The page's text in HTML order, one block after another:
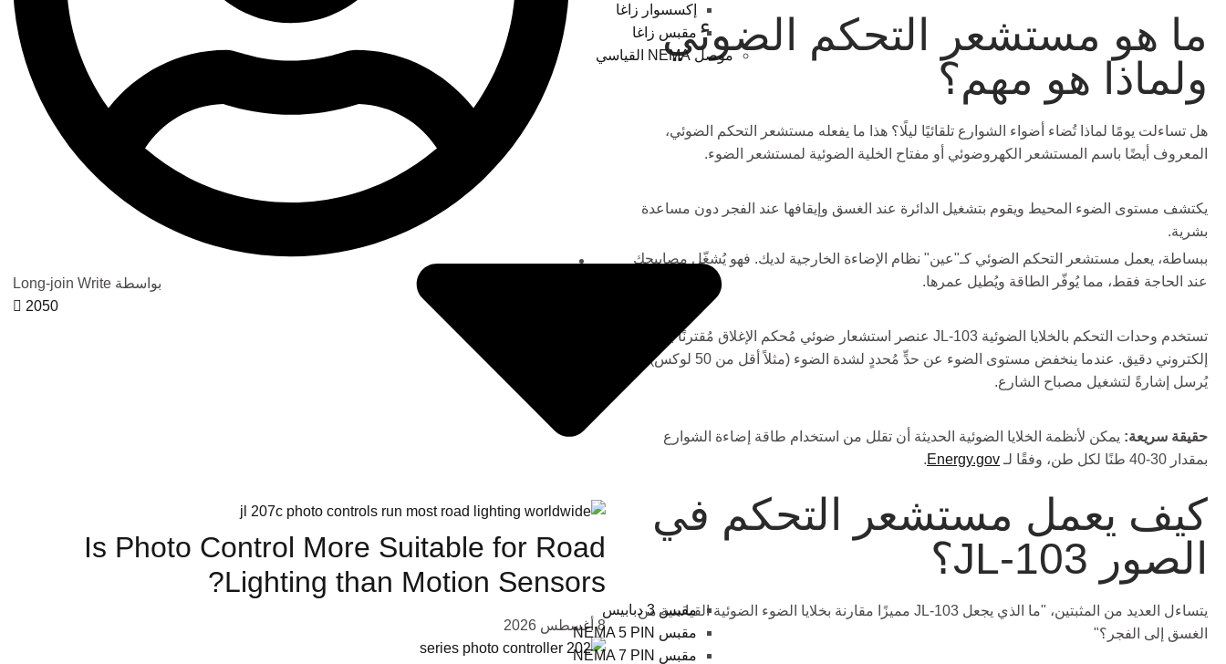
إكسسوار زاغا
مقبس زاغا
موصل NEMA القياسي
مقبس 3 دبابيس
مقبس NEMA 5 PIN
مقبس NEMA 7 PIN
ما هو مستشعر التحكم الضوئي
ولماذا هو مهم؟
هل تساءلت يومًا لماذا تُضاء أضواء الشوارع تلقائيًا ليلًا؟ هذا ما يفعله مستشعر التحكم الضوئي،
المعروف أيضًا باسم المستشعر الكهروضوئي أو مفتاح الخلية الضوئية لمستشعر الضوء.
يكتشف مستوى الضوء المحيط ويقوم بتشغيل الدائرة عند الغسق وإيقافها عند الفجر دون مساعدة
بشرية.
ببساطة، يعمل مستشعر التحكم الضوئي كـ"عين" نظام الإضاءة الخارجية لديك. فهو يُشغّل مصابيحك
عند الحاجة فقط، مما يُوفّر الطاقة ويُطيل عمرها.
تستخدم وحدات التحكم بالخلايا الضوئية JL-103 عنصر استشعار ضوئي مُحكم الإغلاق مُقترنًا بمُرحِّل
إلكتروني دقيق. عندما ينخفض مستوى الضوء عن حدٍّ مُحددٍ لشدة الضوء (مثلاً أقل من 50 لوكس)،
يُرسل إشارةً لتشغيل مصباح الشارع.
حقيقة سريعة: يمكن لأنظمة الخلايا الضوئية الحديثة أن تقلل من استخدام طاقة إضاءة الشوارع
بمقدار 30-40 طنًا لكل طن، وفقًا لـ
Energy.gov
.
كيف يعمل مستشعر التحكم في
الصور JL-103؟
يتساءل العديد من المثبتين، "ما الذي يجعل JL-103 مميزًا مقارنة بخلايا الضوء الضوئية القياسية من
الغسق إلى الفجر؟"
بواسطة Long-join Write
2050
المزيد من
المشاركات
Is Photo Control More Suitable for Road
Lighting than Motion Sensors?
8 أغسطس 2026